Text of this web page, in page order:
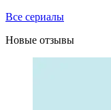
Все сериалы
Новые отзывы